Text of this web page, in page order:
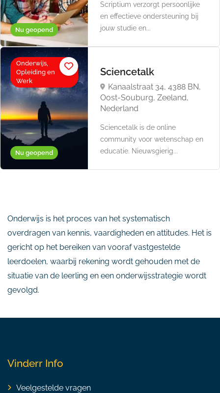
Nu geopend
Scriptium verzorgt persoonlijke
en effectieve ondersteuning bij
jouw studie en...
Nu geopend
Onderwijs,
Opleiding en
Werk
Sciencetalk
Kanaalstraat 34, 4388 BN,
Oost-Souburg, Zeeland,
Nederland
Sciencetalk is de online
community voor wetenschap en
educatie. Nieuwsgierig...
Onderwijs is het proces van het systematisch
overdragen van kennis, vaardigheden en attitudes. Het is
gericht op het bereiken van vooraf vastgestelde
leerdoelen, waarbij rekening wordt gehouden met de
situatie van de leerling en een onderwijsstrategie wordt
gevolgd.
Vinderr Info
Veelgestelde vragen